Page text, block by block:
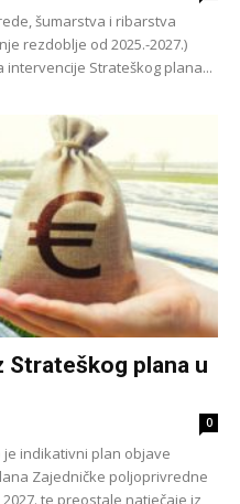
šumarstva i ribarstva
rezdoblje od 2025.-2027.)
Strateškog plana...
Strateškog plana u
0
indikativni plan objave
Zajedničke poljoprivredne
te preostale natječaje iz